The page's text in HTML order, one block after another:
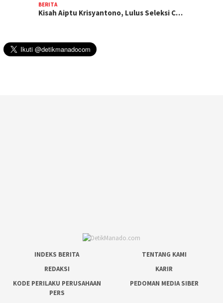
BERITA
Kisah Aiptu Krisyantono, Lulus Seleksi C…
INDEKS BERITA
TENTANG KAMI
REDAKSI
KARIR
KODE PERILAKU PERUSAHAAN
PERS
PEDOMAN MEDIA SIBER